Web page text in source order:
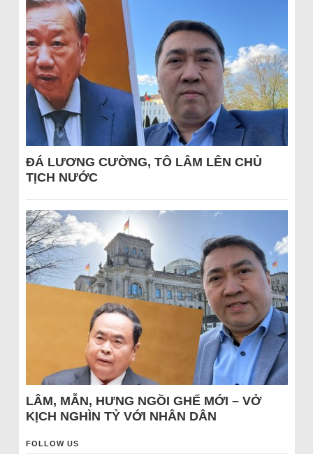
ĐÁ LƯƠNG CƯỜNG, TÔ LÂM LÊN CHỦ
TỊCH NƯỚC
LÂM, MẪN, HƯNG NGỒI GHẾ MỚI – VỞ
KỊCH NGHÌN TỶ VỚI NHÂN DÂN
FOLLOW US